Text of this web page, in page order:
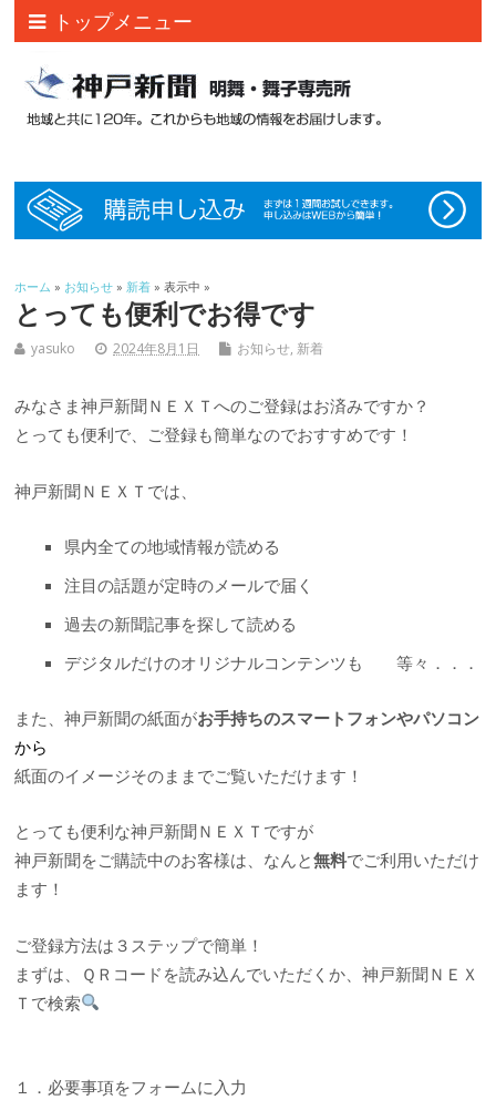
トップメニュー
ホーム » お知らせ »新着 » 表示中 »
とっても便利でお得です
yasuko 2024年8月1日 お知らせ, 新着
みなさま神戸新聞ＮＥＸＴへのご登録はお済みですか？
とっても便利で、ご登録も簡単なのでおすすめです！
神戸新聞ＮＥＸＴでは、
県内全ての地域情報が読める
注目の話題が定時のメールで届く
過去の新聞記事を探して読める
デジタルだけのオリジナルコンテンツも 等々．．．
また、神戸新聞の紙面がお手持ちのスマートフォンやパソコン
から
紙面のイメージそのままでご覧いただけます！
とっても便利な神戸新聞ＮＥＸＴですが
神戸新聞をご購読中のお客様は、なんと無料でご利用いただけ
ます！
ご登録方法は３ステップで簡単！
まずは、ＱＲコードを読み込んでいただくか、神戸新聞ＮＥＸ
Ｔで検索
１．必要事項をフォームに入力